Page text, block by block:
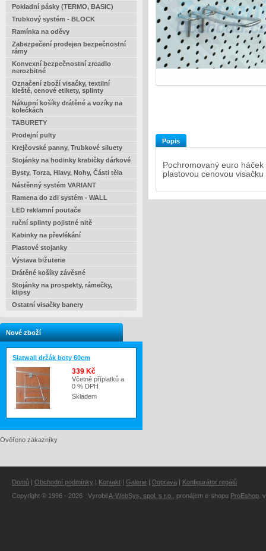
Pokladní pásky (TERMO, BASIC)
Trubkový systém - BLOCK
Ramínka na oděvy
Zabezpečení prodejen bezpečnostní
rámy
Konvexní bezpečnostní zrcadlo
nerozbitné
Označení zboží visačky, textilní
kleště, cenové etikety, splinty
Nákupní košíky drátěné a vozíky na
kolečkách
TABURETY
Prodejní pulty
Krejčovské panny, Trubkové siluety
Stojánky na hodinky krabičky dárkové
Bysty, Torza, Hlavy, Nohy, Části těla
Nástěnný systém VARIANT
Ramena do zdi systém - WALL
LED reklamní poutače
ruční splinty pojistné nitě
Kabinky na převlékání
Plastové stojanky
Výstava bižuterie
Drátěné košíky závěsné
Stojánky na prospekty, rámečky,
klipsy
Ostatní visačky banery
Nové zboží
Slatwall držák boty 60cm
339 Kč
Včetně příplatků a
0 % DPH
Skladem
Ověřeno zákazníky
Popis
Pochromovaný euro
plastovou cenovou
Domů | Obchodní podmínky | Kontakt | Galerie | Doprava | Konfigurátor regálů
Copyright © 1996 - 2026 VyrobilA-WebSys, spol. s r.o. , pronájem e-shopu ProEshop ,